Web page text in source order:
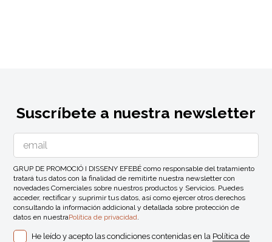
Suscríbete a nuestra newsletter
GRUP DE PROMOCIÓ I DISSENY EFEBÉ como responsable del tratamiento
tratará tus datos con la finalidad de remitirte nuestra newsletter con
novedades Comerciales sobre nuestros productos y Servicios. Puedes
acceder, rectificar y suprimir tus datos, así como ejercer otros derechos
consultando la información addicional y detallada sobre protección de
datos en nuestraPolítica de privacidad.
He leído y acepto las condiciones contenidas en la Política de